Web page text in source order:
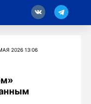
2026 13:06